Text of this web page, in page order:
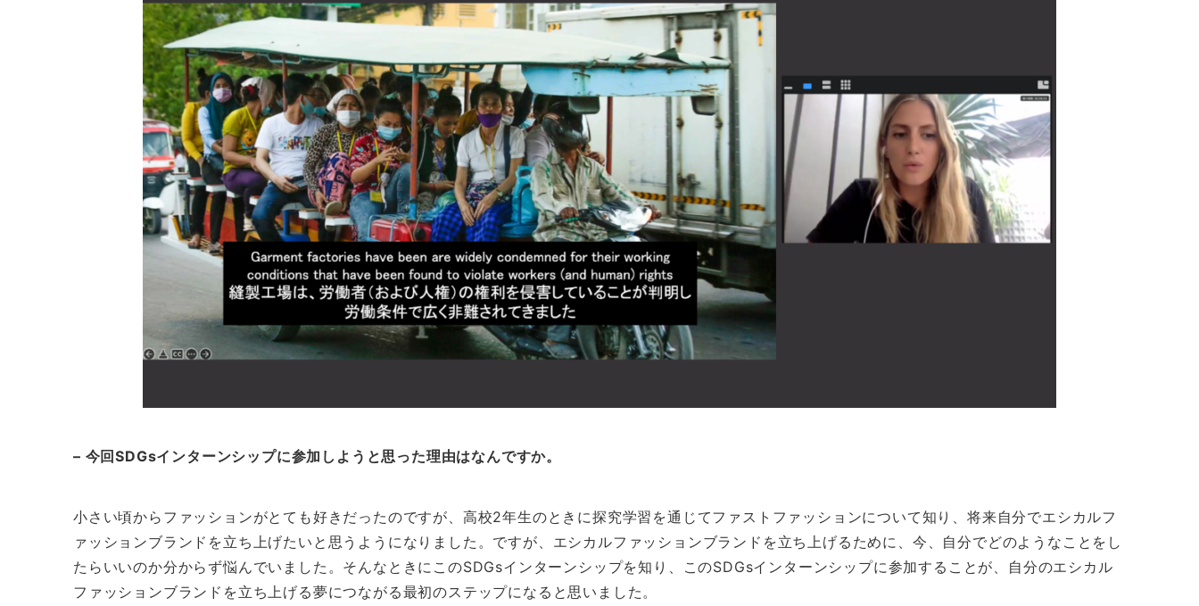
– 今回SDGsインターンシップに参加しようと思った理由はなんですか。
小さい頃からファッションがとても好きだったのですが、高校2年生のときに探究学習を通じてファストファッションについて知り、将来自分でエシカルフ
ァッションブランドを立ち上げたいと思うようになりました。ですが、エシカルファッションブランドを立ち上げるために、今、自分でどのようなことをし
たらいいのか分からず悩んでいました。そんなときにこのSDGsインターンシップを知り、このSDGsインターンシップに参加することが、自分のエシカル
ファッションブランドを立ち上げる夢につながる最初のステップになると思いました。